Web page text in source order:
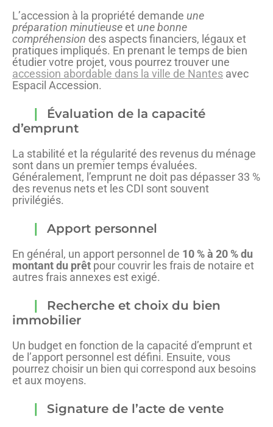
L’accession à la propriété demande une
préparation minutieuseet une bonne
compréhension des aspects financiers, légaux et
pratiques impliqués. En prenant le temps de bien
étudier votre projet, vous pourrez trouver une
accession abordable dans la ville de Nantes avec
Espacil Accession.
Évaluation de la capacité
d’emprunt
La stabilité et la régularité des revenus du ménage
sont dans un premier temps évaluées.
Généralement, l’emprunt ne doit pas dépasser 33 %
des revenus nets et les CDI sont souvent
privilégiés.
Apport personnel
En général, un apport personnel de 10 % à 20 % du
montant du prêt pour couvrir les frais de notaire et
autres frais annexes est exigé.
Recherche et choix du bien
immobilier
Un budget en fonction de la capacité d’emprunt et
de l’apport personnel est défini. Ensuite, vous
pourrez choisir un bien qui correspond aux besoins
et aux moyens.
Signature de l’acte de vente